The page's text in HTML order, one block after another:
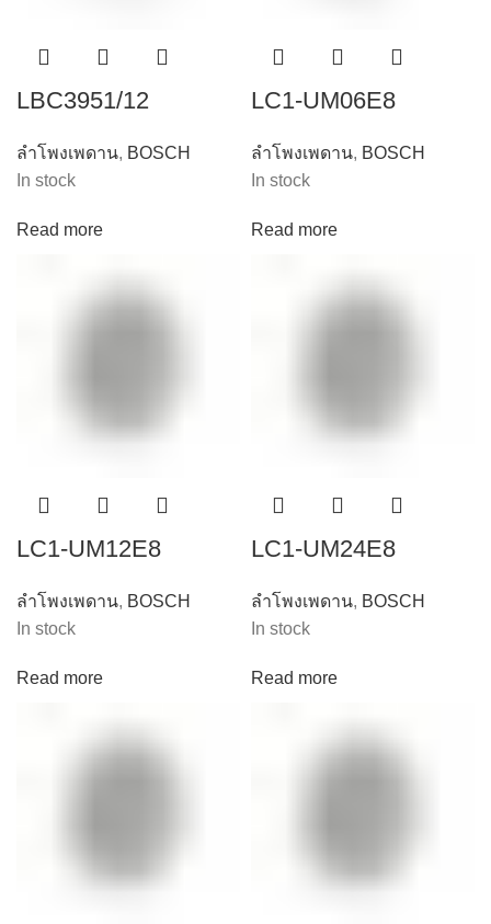
LBC3951/12
ลำโพงเพดาน, BOSCH
In stock
Read more
LC1-UM06E8
ลำโพงเพดาน, BOSCH
In stock
Read more
LC1-UM12E8
ลำโพงเพดาน, BOSCH
In stock
Read more
LC1-UM24E8
ลำโพงเพดาน, BOSCH
In stock
Read more